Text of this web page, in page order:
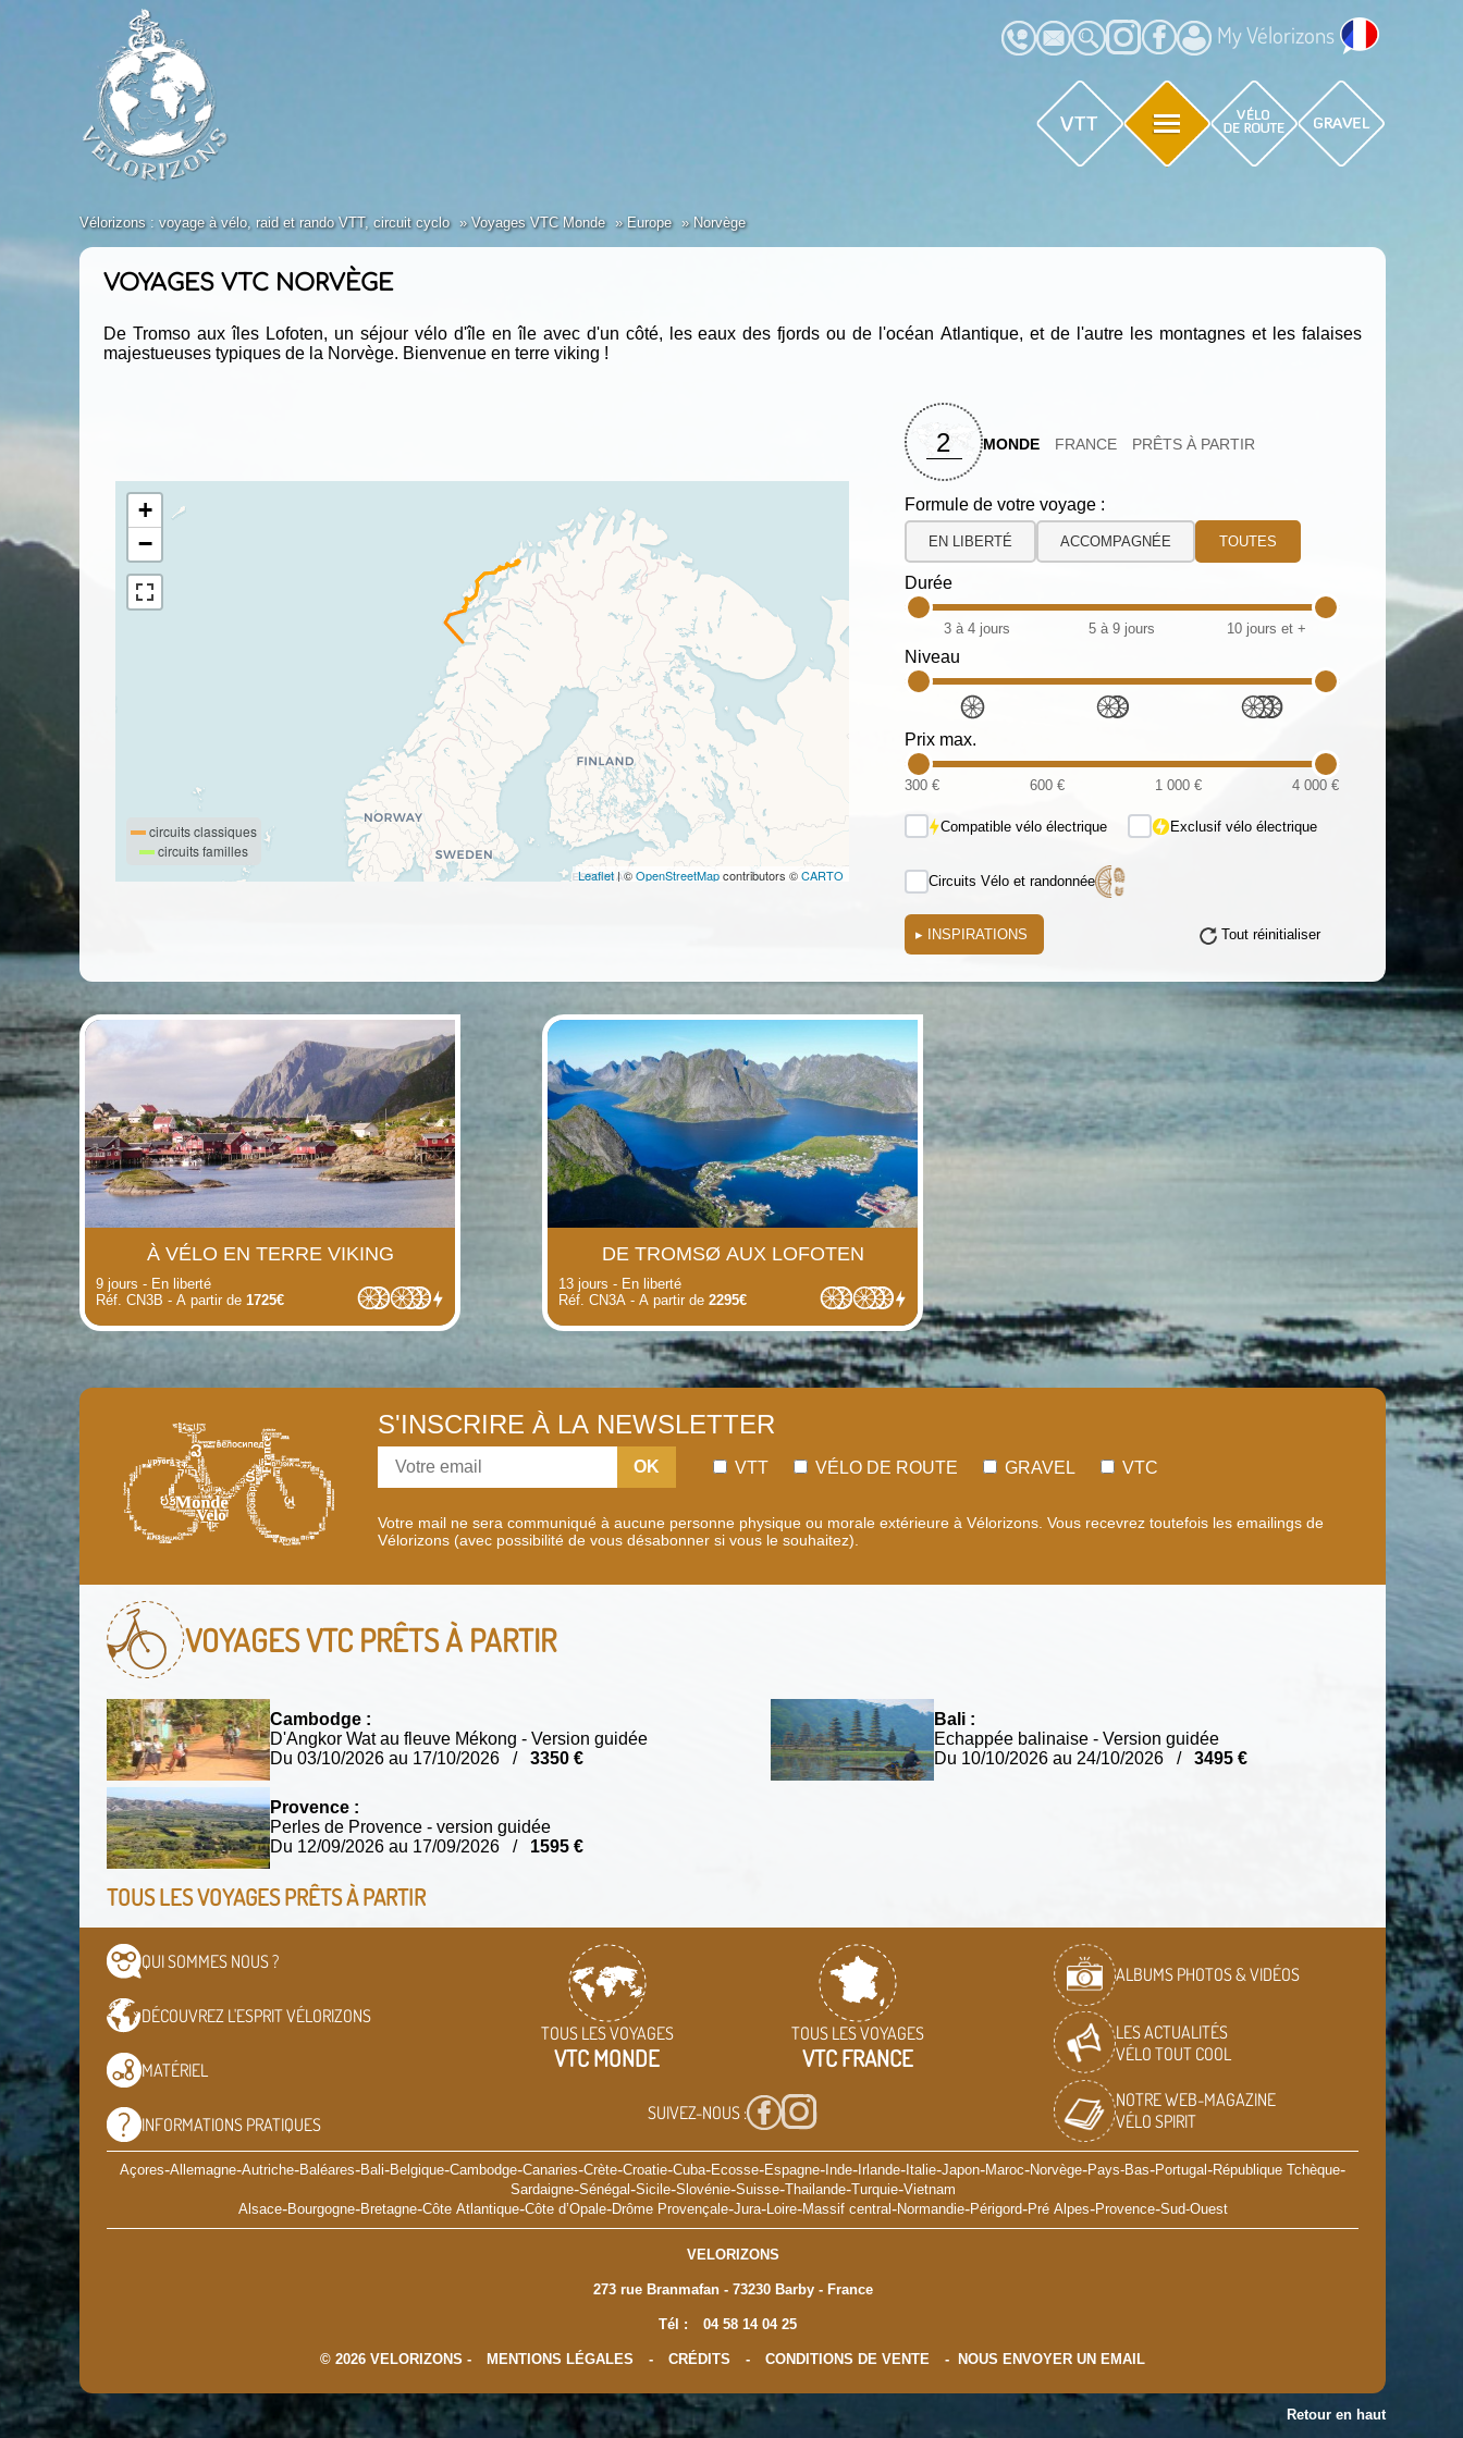
My Vélorizons
Vélorizons : voyage à vélo, raid et rando VTT, circuit cyclo Voyages VTC Monde Europe Norvège
VOYAGES VTC NORVÈGE
De Tromso aux îles Lofoten, un séjour vélo d'île en île avec d'un côté, les eaux des fjords ou de l'océan Atlantique, et de l'autre les montagnes et les falaises
majestueuses typiques de la Norvège. Bienvenue en terre viking !
+
−
circuits classiques
circuits familles
Leaflet| ©OpenStreetMapcontributors ©CARTO
2 MONDE FRANCE PRÊTS À PARTIR
Formule de votre voyage :
EN LIBERTÉ ACCOMPAGNÉE TOUTES
Durée
3 à 4 jours 5 à 9 jours 10 jours et +
Niveau
Prix max.
300 € 600 € 1 000 € 4 000 €
Compatible vélo électrique Exclusif vélo électrique
Circuits Vélo et randonnée
▸ INSPIRATIONS Tout réinitialiser
(i) (i) (i) (i) (i)
(i) (i) (i) (i)
(i) (i) (i) (i)
(i) (i)
À VÉLO EN TERRE VIKING
9 jours - En liberté
Réf. CN3B - A partir de 1725€
DE TROMSØ AUX LOFOTEN
13 jours - En liberté
Réf. CN3A - A partir de 2295€
S'INSCRIRE À LA NEWSLETTER
OK VTT VÉLO DE ROUTE GRAVEL VTC
Votre mail ne sera communiqué à aucune personne physique ou morale extérieure à Vélorizons. Vous recevrez toutefois les emailings de
Vélorizons (avec possibilité de vous désabonner si vous le souhaitez).
VOYAGES VTC PRÊTS À PARTIR
Cambodge :
D'Angkor Wat au fleuve Mékong - Version guidée
Du 03/10/2026 au 17/10/2026 / 3350 €
Bali :
Echappée balinaise - Version guidée
Du 10/10/2026 au 24/10/2026 / 3495 €
Provence :
Perles de Provence - version guidée
Du 12/09/2026 au 17/09/2026 / 1595 €
TOUS LES VOYAGES PRÊTS À PARTIR
TOUS LES VOYAGES
VTC MONDE
TOUS LES VOYAGES
VTC FRANCE
ALBUMS PHOTOS & VIDÉOS
LES ACTUALITÉS
VÉLO TOUT COOL
NOTRE WEB-MAGAZINE
VÉLO SPIRIT
QUI SOMMES NOUS ?
DÉCOUVREZ L'ESPRITVÉLORIZONS
MATÉRIEL
INFORMATIONS PRATIQUES
SUIVEZ-NOUS :
Açores-Allemagne-Autriche-Baléares-Bali-Belgique-Cambodge-Canaries-Crète-Croatie-Cuba-Ecosse-Espagne- Inde- Irlande- Italie-Japon-Maroc-Norvège-Pays-Bas-Portugal-République Tchèque-
Sardaigne-Sénégal-Sicile-Slovénie-Suisse-Thailande-Turquie-Vietnam
Alsace-Bourgogne-Bretagne-Côte Atlantique-Côte d’Opale-Drôme Provençale-Jura-Loire-Massif central-Normandie-Périgord-Pré Alpes-Provence-Sud-Ouest
VELORIZONS
273 rue Branmafan - 73230 Barby - France
Tél : 04 58 14 04 25
© 2026 VELORIZONS - MENTIONS LÉGALES - CRÉDITS - CONDITIONS DE VENTE - NOUS ENVOYER UN EMAIL
Retour en haut